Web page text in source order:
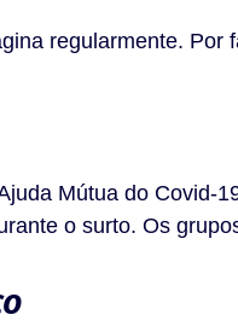
regularmente. Por
Mútua do Covid-
o surto. Os